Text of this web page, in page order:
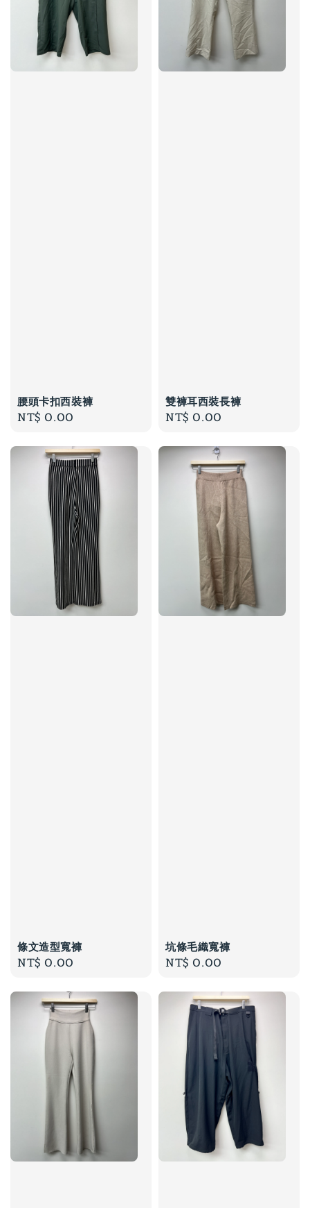
腰頭卡扣西裝褲
Regular
NT$ 0.00
雙褲耳西裝長褲
Regular
NT$ 0.00
條文造型寬褲
Regular
NT$ 0.00
坑條毛織寬褲
Regular
NT$ 0.00